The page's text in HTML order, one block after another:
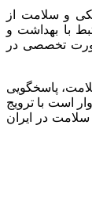
و سلامت از
با بهداشت و
تخصصی در
پاسخگویی
است با ترویج
در ایران